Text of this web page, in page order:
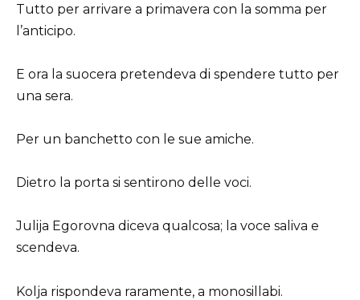
Tutto per arrivare a primavera con la somma per
l’anticipo.
E ora la suocera pretendeva di spendere tutto per
una sera.
Per un banchetto con le sue amiche.
Dietro la porta si sentirono delle voci.
Julija Egorovna diceva qualcosa; la voce saliva e
scendeva.
Kolja rispondeva raramente, a monosillabi.